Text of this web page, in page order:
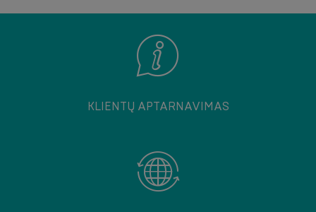
KLIENTŲ APTARNAVIMAS